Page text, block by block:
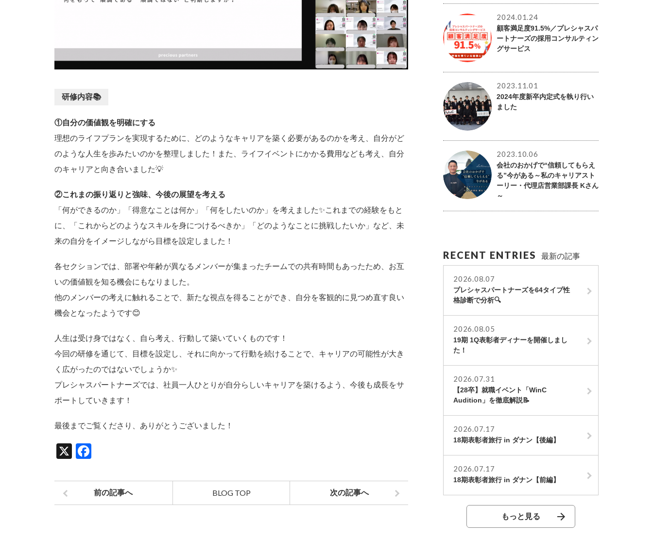
研修内容📚
①自分の価値観を明確にする
理想のライフプランを実現するために、どのようなキャリアを築く必要があるのかを考え、自分がど
のような人生を歩みたいのかを整理しました！また、ライフイベントにかかる費用なども考え、自分
のキャリアと向き合いました💡
②これまの振り返りと強味、今後の展望を考える
「何ができるのか」「得意なことは何か」「何をしたいのか」を考えました✨これまでの経験をもと
に、「これからどのようなスキルを身につけるべきか」「どのようなことに挑戦したいか」など、未
来の自分をイメージしながら目標を設定しました！
各セクションでは、部署や年齢が異なるメンバーが集まったチームでの共有時間もあったため、お互
いの価値観を知る機会にもなりました。
他のメンバーの考えに触れることで、新たな視点を得ることができ、自分を客観的に見つめ直す良い
機会となったようです😊
人生は受け身ではなく、自ら考え、行動して築いていくものです！
今回の研修を通じて、目標を設定し、それに向かって行動を続けることで、キャリアの可能性が大き
く広がったのではないでしょうか✨
プレシャスパートナーズでは、社員一人ひとりが自分らしいキャリアを築けるよう、今後も成長をサ
ポートしていきます！
最後までご覧くださり、ありがとうございました！
X
c
e
前の記事へ BLOG TOP 次の記事へ
2024.01.24
顧客満足度91.5%／プレシャスパ
ートナーズの採用コンサルティン
グサービス
2023.11.01
2024年度新卒内定式を執り行い
ました
2023.10.06
会社のおかげで“信頼してもらえ
る”今がある～私のキャリアスト
ーリー・代理店営業部課長 Kさん
～
RECENT ENTRIES 最新の記事
2026.08.07
プレシャスパートナーズを64タイプ性
格診断で分析🔍
2026.08.05
19期 1Q表彰者ディナーを開催しまし
た！
2026.07.31
【28卒】就職イベント「WinC
Audition」を徹底解説📝
2026.07.17
18期表彰者旅行 in ダナン【後編】
2026.07.17
18期表彰者旅行 in ダナン【前編】
もっと見る